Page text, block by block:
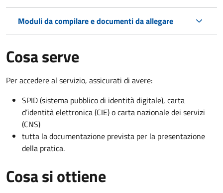
Moduli da compilare e documenti da allegare
Cosa serve
Per accedere al servizio, assicurati di avere:
SPID (sistema pubblico di identità digitale), carta
d’identità elettronica (CIE) o carta nazionale dei servizi
(CNS)
tutta la documentazione prevista per la presentazione
della pratica.
Cosa si ottiene